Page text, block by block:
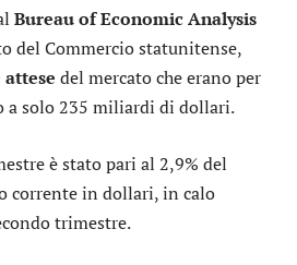
Bureau of Economic Analysis
del Commercio statunitense,
del mercato che erano per
a solo 235 miliardi di dollari.
è stato pari al 2,9% del
corrente in dollari, in calo
trimestre.